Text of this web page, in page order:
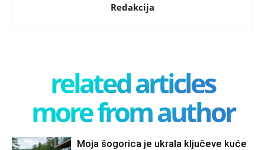
Redakcija
related articles
more from author
Moja šogorica je ukrala ključeve kuće